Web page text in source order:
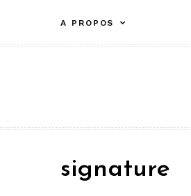
contenu
A PROPOS
signature